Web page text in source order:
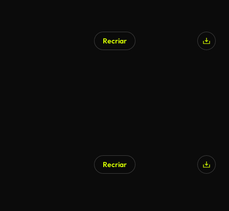
Recriar
Recriar